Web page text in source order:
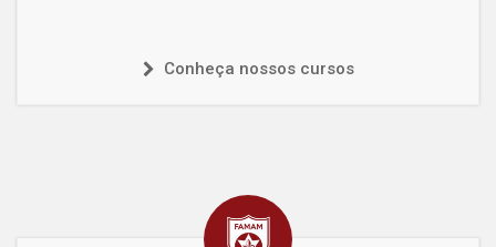
Conheça nossos cursos